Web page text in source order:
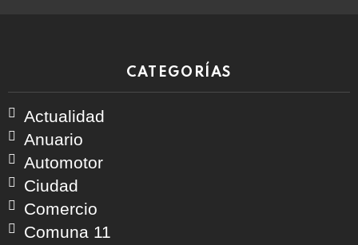
CATEGORÍAS
Actualidad
Anuario
Automotor
Ciudad
Comercio
Comuna 11